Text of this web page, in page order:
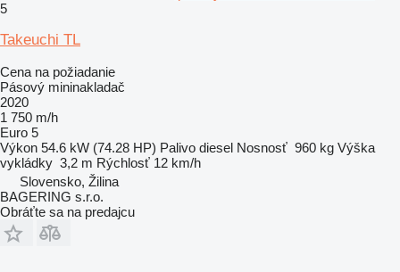
5
Takeuchi TL
Cena na požiadanie
Pásový mininakladač
2020
1 750 m/h
Euro 5
Výkon 54.6 kW (74.28 HP) Palivo diesel Nosnosť 960 kg Výška
vykládky 3,2 m Rýchlosť 12 km/h
Slovensko, Žilina
BAGERING s.r.o.
Obráťte sa na predajcu